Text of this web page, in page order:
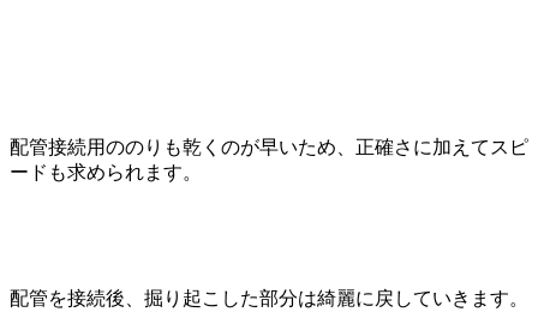
配管接続用ののりも乾くのが早いため、正確さに加えてスピ
ードも求められます。
配管を接続後、掘り起こした部分は綺麗に戻していきます。